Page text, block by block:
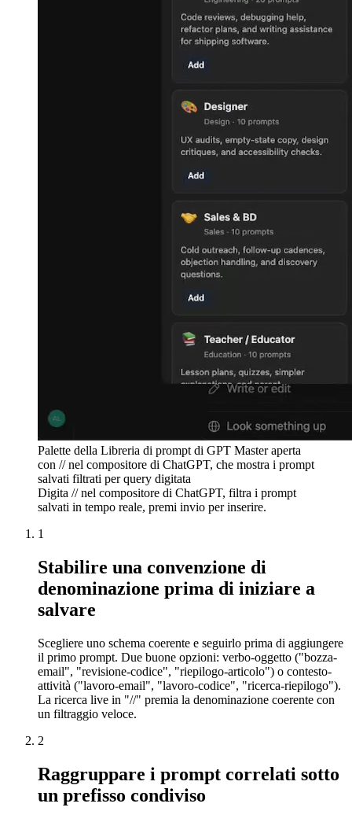
Palette della Libreria di prompt di GPT Master aperta
con // nel compositore di ChatGPT, che mostra i prompt
salvati filtrati per query digitata
Digita // nel compositore di ChatGPT, filtra i prompt
salvati in tempo reale, premi invio per inserire.
1
Stabilire una convenzione di
denominazione prima di iniziare a
salvare
Scegliere uno schema coerente e seguirlo prima di aggiungere
il primo prompt. Due buone opzioni: verbo-oggetto ("bozza-
email", "revisione-codice", "riepilogo-articolo") o contesto-
attività ("lavoro-email", "lavoro-codice", "ricerca-riepilogo").
La ricerca live in "//" premia la denominazione coerente con
un filtraggio veloce.
2
Raggruppare i prompt correlati sotto
un prefisso condiviso